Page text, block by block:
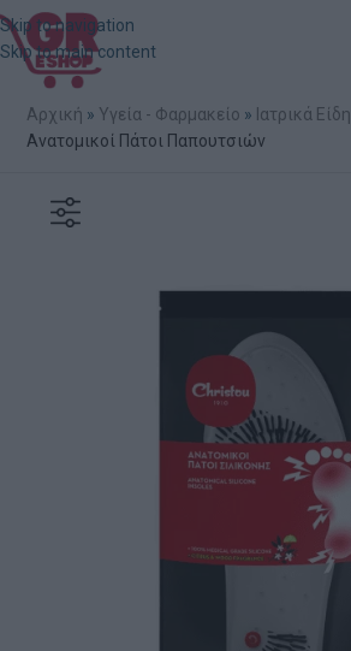
Skip to navigation
Skip to main content
Αρχική » Υγεία - Φαρμακείο » Ιατρικά Είδη
Ανατομικοί Πάτοι Παπουτσιών